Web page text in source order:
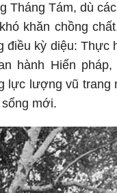
Tháng Tám, dù
khăn chồng
điều kỳ diệu:
hành Hiến
lực lượng vũ trang
mới.